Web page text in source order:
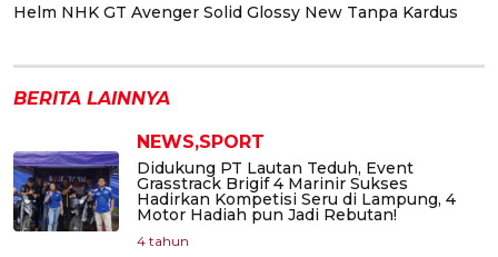
Helm NHK GT Avenger Solid Glossy New Tanpa Kardus
BERITA LAINNYA
NEWS,SPORT
Didukung PT Lautan Teduh, Event
Grasstrack Brigif 4 Marinir Sukses
Hadirkan Kompetisi Seru di Lampung, 4
Motor Hadiah pun Jadi Rebutan!
4 tahun